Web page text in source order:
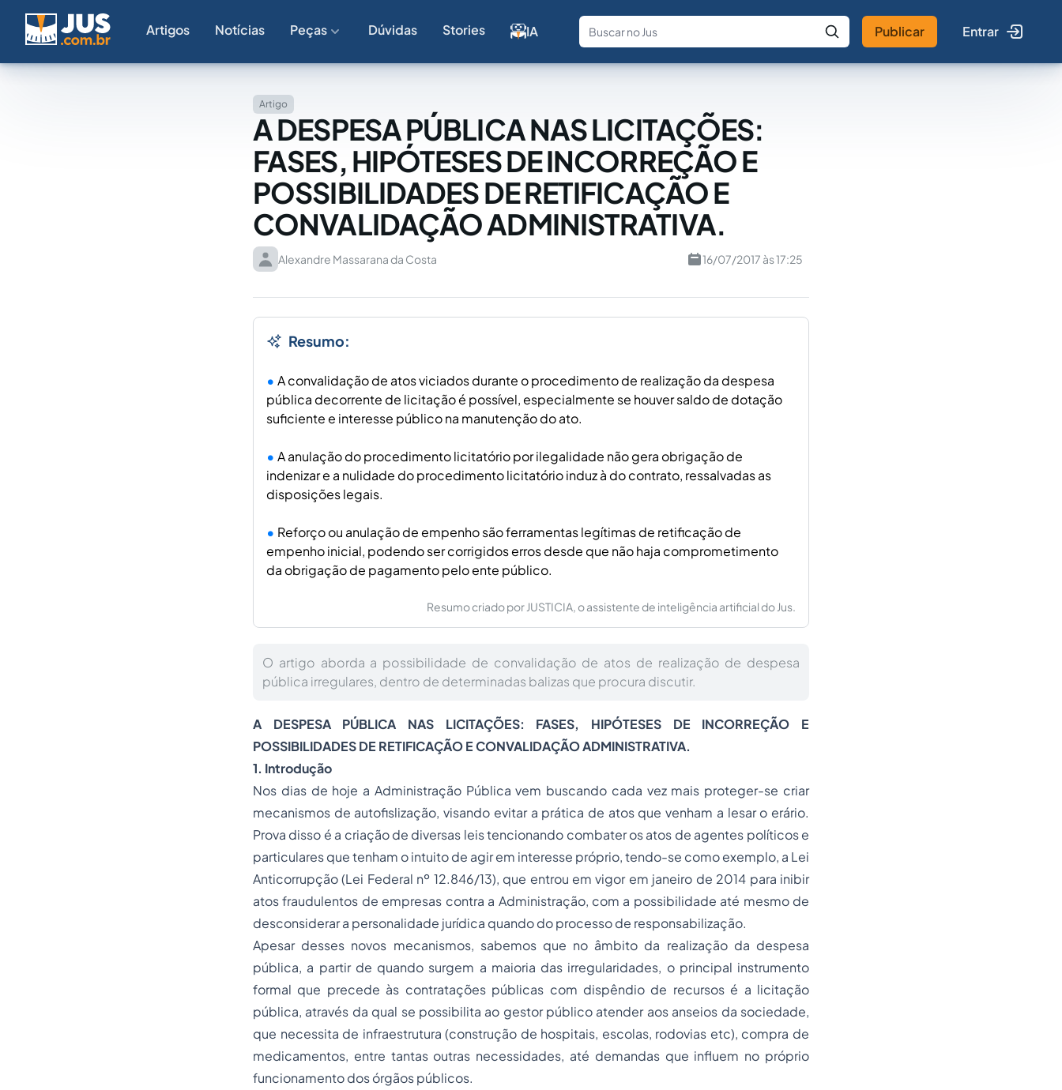
Artigos Notícias Peças Dúvidas Stories IA
Fale com a IA Buscar no Jus
Publicar Entrar
Artigo
A DESPESA PÚBLICA NAS LICITAÇÕES:
FASES, HIPÓTESES DE INCORREÇÃO E
POSSIBILIDADES DE RETIFICAÇÃO E
CONVALIDAÇÃO ADMINISTRATIVA.
Alexandre Massarana da Costa 16/07/2017 às 17:25
Resumo:
A convalidação de atos viciados durante o procedimento de realização da despesa
pública decorrente de licitação é possível, especialmente se houver saldo de dotação
suficiente e interesse público na manutenção do ato.
A anulação do procedimento licitatório por ilegalidade não gera obrigação de
indenizar e a nulidade do procedimento licitatório induz à do contrato, ressalvadas as
disposições legais.
Reforço ou anulação de empenho são ferramentas legítimas de retificação de
empenho inicial, podendo ser corrigidos erros desde que não haja comprometimento
da obrigação de pagamento pelo ente público.
Resumo criado por JUSTICIA, o assistente de inteligência artificial do Jus.
O artigo aborda a possibilidade de convalidação de atos de realização de despesa
pública irregulares, dentro de determinadas balizas que procura discutir.
A DESPESA PÚBLICA NAS LICITAÇÕES: FASES, HIPÓTESES DE INCORREÇÃO E
POSSIBILIDADES DE RETIFICAÇÃO E CONVALIDAÇÃO ADMINISTRATIVA.
1. Introdução
Nos dias de hoje a Administração Pública vem buscando cada vez mais proteger-se criar
mecanismos de autofislização, visando evitar a prática de atos que venham a lesar o erário.
Prova disso é a criação de diversas leis tencionando combater os atos de agentes políticos e
particulares que tenham o intuito de agir em interesse próprio, tendo-se como exemplo, a Lei
Anticorrupção (Lei Federal nº 12.846/13), que entrou em vigor em janeiro de 2014 para inibir
atos fraudulentos de empresas contra a Administração, com a possibilidade até mesmo de
desconsiderar a personalidade jurídica quando do processo de responsabilização.
Apesar desses novos mecanismos, sabemos que no âmbito da realização da despesa
pública, a partir de quando surgem a maioria das irregularidades, o principal instrumento
formal que precede às contratações públicas com dispêndio de recursos é a licitação
pública, através da qual se possibilita ao gestor público atender aos anseios da sociedade,
que necessita de infraestrutura (construção de hospitais, escolas, rodovias etc), compra de
medicamentos, entre tantas outras necessidades, até demandas que influem no próprio
funcionamento dos órgãos públicos.